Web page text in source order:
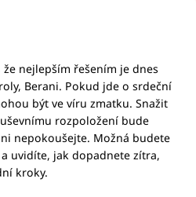
nejlepším řešením je dnes
Berani. Pokud jde o srdeční
být ve víru zmatku. Snažit
rozpoložení bude
nepokoušejte. Možná budete
uvidíte, jak dopadnete zítra,
kroky.